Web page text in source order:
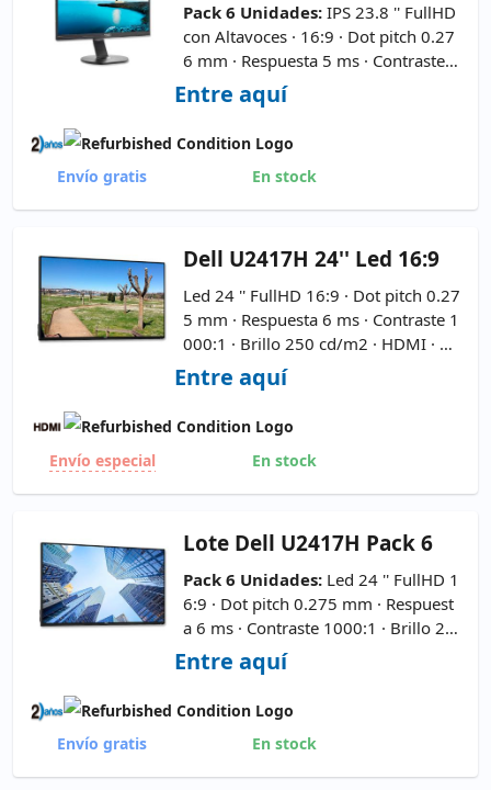
Pack 6 Unidades:IPS 23.8 '' FullHD
con Altavoces · 16:9 · Dot pitch 0.27
6 mm · Respuesta 5 ms · Contraste 1
000:1 · Brillo 250 cd/m2 · VGA · HD
MI · Display Port ·
m
-3xUSB 3.0 - Cable de Corrient
e y VGA Incluidos
Entre aquí
Envío gratis En stock
Dell U2417H 24'' Led 16:9
Led 24 '' FullHD 16:9 · Dot pitch 0.27
5 mm · Respuesta 6 ms · Contraste 1
000:1 · Brillo 250 cd/m2 · HDMI · 2x
Display Port · Mini Display Port ·
incluye Peana
e y DisplayPort Incluido - 4xUSB
Entre aquí
Envío especial En stock
LoteDell U2417H Pack 6
Pack 6 Unidades:Led 24 '' FullHD 1
6:9 · Dot pitch 0.275 mm · Respuest
a 6 ms · Contraste 1000:1 · Brillo 25
0 cd/m2 · HDMI · 2x Display Port ·
Mini Display Port ·
na
Entre aquí
Envío gratis En stock